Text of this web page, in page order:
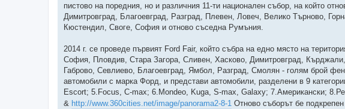
пистово на поредния, но и различния 11-ти национален събор, на който
Димитровград, Благоевград, Разград, Плевен, Ловеч, Велико Търново,
Кюстендил, Своге, София и отново съседна Румъния.
2014 г. се проведе първият Ford Fair, който събра на едно място на
София, Пловдив, Стара Загора, Сливен, Хасково, Димитровград,
Габрово, Севлиево, Благоевград, Ямбол, Разград, Смолян - голям брой
автомобили с марка Форд, и представи автомобили, разделени в 9
Escort; 5.Focus, C-max; 6.Mondeo, Kuga, S-max, Galaxy; 7.Aмерикански;
& http://www.360cities.net/image/panorama2-8-1 Отново съборът бе